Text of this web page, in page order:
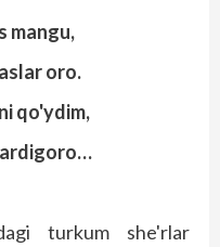
mangu,
oro.
qo'ydim,
turkum she'rlar